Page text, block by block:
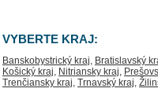
VYBERTE KRAJ:
Banskobystrický kraj, Bratislavský
Košický kraj, Nitriansky kraj,
Trenčiansky kraj, Trnavský kraj,